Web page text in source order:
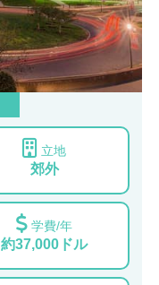
立地
郊外
学費/年
約37,000ドル